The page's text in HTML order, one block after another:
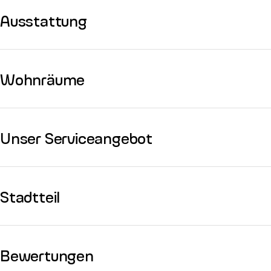
Ausstattung
Wohnräume
Unser Serviceangebot
Stadtteil
Bewertungen